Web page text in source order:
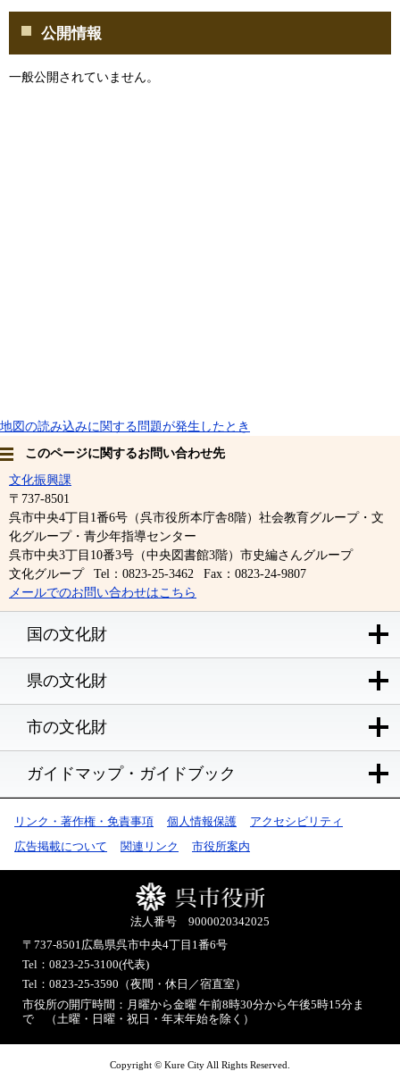
公開情報
一般公開されていません。
地図の読み込みに関する問題が発生したとき
このページに関するお問い合わせ先
文化振興課
〒737-8501
呉市中央4丁目1番6号（呉市役所本庁舎8階）社会教育グループ・文
化グループ・青少年指導センター
呉市中央3丁目10番3号（中央図書館3階）市史編さんグループ
文化グループ
Tel：0823-25-3462
Fax：0823-24-9807
メールでのお問い合わせはこちら
国の文化財
県の文化財
市の文化財
ガイドマップ・ガイドブック
リンク・著作権・免責事項 個人情報保護
アクセシビリティ
広告掲載について
関連リンク 市役所案内
法人番号 9000020342025
〒737-8501 広島県呉市中央4丁目1番6号
Tel：0823-25-3100(代表)
Tel：0823-25-3590（夜間・休日／宿直室）
市役所の開庁時間：月曜から金曜 午前8時30分から午後5時15分ま
で （土曜・日曜・祝日・年末年始を除く）
Copyright © Kure City All Rights Reserved.